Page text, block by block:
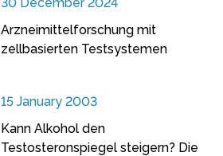
Arzneimittelforschung mit
zellbasierten Testsystemen
15 January 2003
Kann Alkohol den
Testosteronspiegel steigern? Die